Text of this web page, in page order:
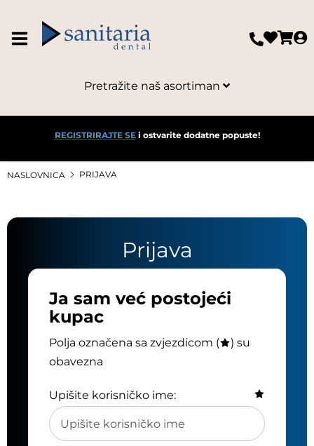
Pretražite naš asortiman
REGISTRIRAJTE SEi ostvarite dodatne popuste!
NASLOVNICA PRIJAVA
Prijava
Ja sam već postojeći
kupac
Polja označena sa zvjezdicom (
) su
obavezna
Upišite korisničko ime: